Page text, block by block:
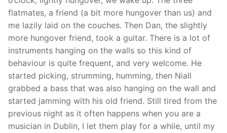
flatmates, a friend (a bit more hungover than us) and
me lazily laid on the couches. Then Dan, the slightly
more hungover friend, took a guitar. There is a lot of
instruments hanging on the walls so this kind of
behaviour is quite frequent, and very welcome. He
started picking, strumming, humming, then Niall
grabbed a bass that was also hanging on the wall and
started jamming with his old friend. Still tired from the
previous night as it often happens when you are a
musician in Dublin, I let them play for a while, until my